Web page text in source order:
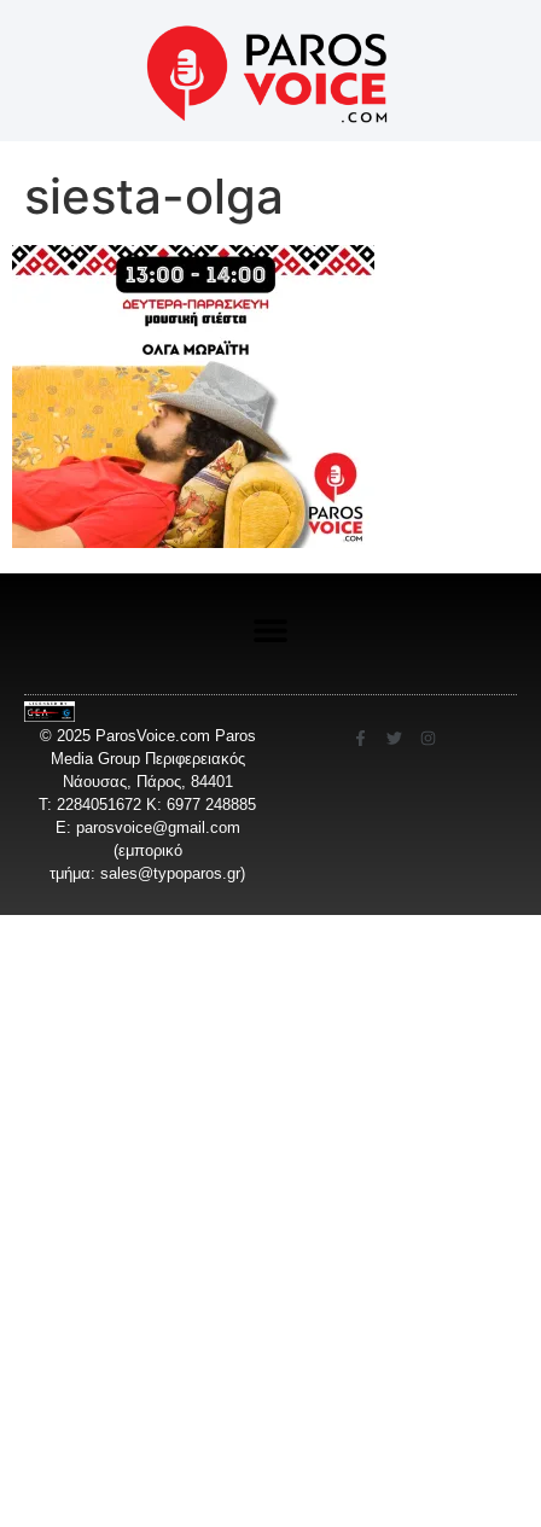
siesta-olga
© 2025 ParosVoice.com Paros
Media Group Περιφερειακός
Νάουσας, Πάρος, 84401
T: 2284051672 Κ: 6977 248885
E: parosvoice@gmail.com
(εμπορικό
τμήμα: sales@typoparos.gr)